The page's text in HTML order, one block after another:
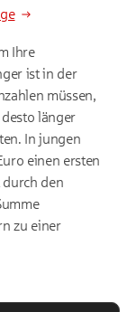
Ihre
ist in der
müssen,
länger
In jungen
einen ersten
den
zu einer